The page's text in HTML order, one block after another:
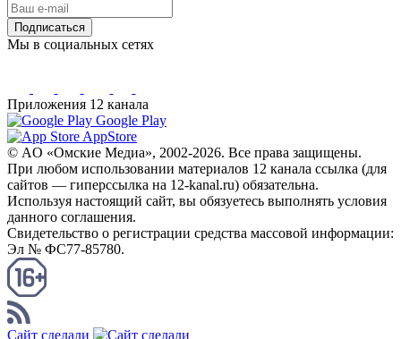
Подписаться
Мы в социальных сетях
Приложения 12 канала
Google Play
AppStore
© AO «Омские Медиа», 2002-2026. Все права защищены.
При любом использовании материалов 12 канала ссылка (для
сайтов — гиперссылка на 12-kanal.ru) обязательна.
Используя настоящий сайт, вы обязуетесь выполнять условия
данного соглашения.
Свидетельство о регистрации средства массовой информации:
Эл № ФС77-85780.
Сайт сделали